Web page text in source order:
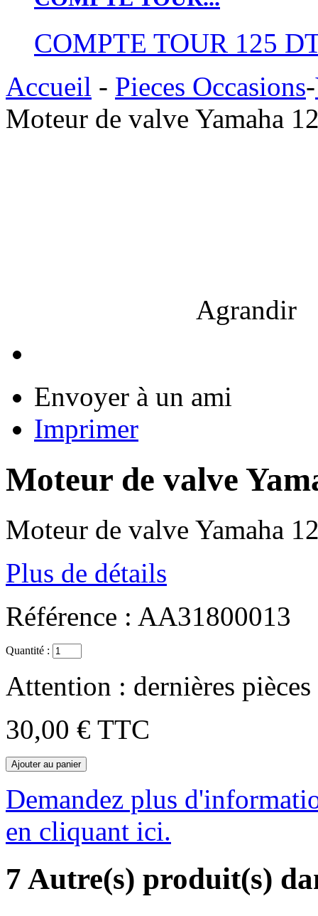
COMPTE TOUR 125
Accueil - Pieces Occasions-
Moteur de valve Yamaha
Agrandir
Envoyer à un ami
Imprimer
Moteur de valve
Moteur de valve Yamaha
Plus de détails
Référence : AA31800013
Quantité :
Attention : dernières
30,00 € TTC
Demandez plus
en cliquant ici.
7 Autre(s) produit(s)